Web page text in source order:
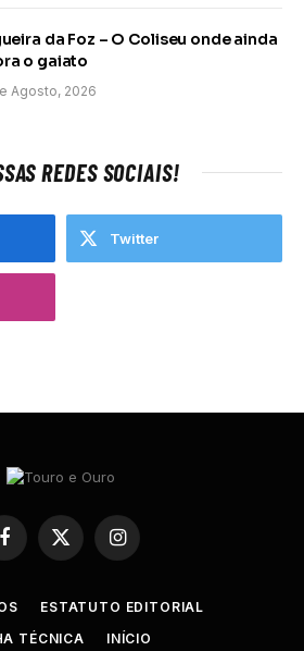
da Foz – O Coliseu onde ainda
o gaiato
Agosto, 2026
REDES SOCIAIS!
Twitter
Facebook
X
Instagram
ESTATUTO EDITORIAL
TÉCNICA
INÍCIO